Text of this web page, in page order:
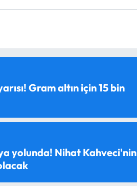
Gram altın için 15 bin
yolunda! Nihat Kahveci'nin